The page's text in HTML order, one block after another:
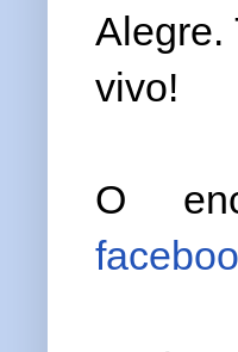
Alegre.
vivo!
O